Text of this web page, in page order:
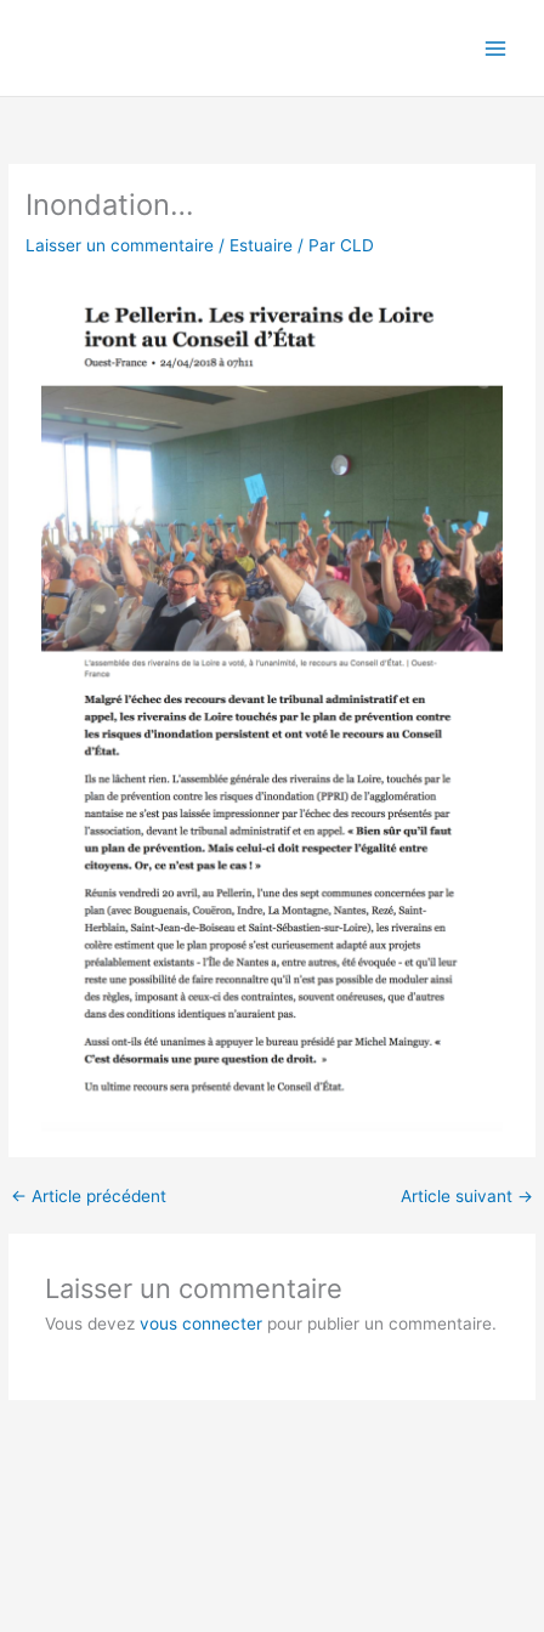
Inondation…
Laisser un commentaire / Estuaire / ParCLD
← Article précédent Article suivant →
Laisser un commentaire
Vous devez vous connecterpour publier un commentaire.